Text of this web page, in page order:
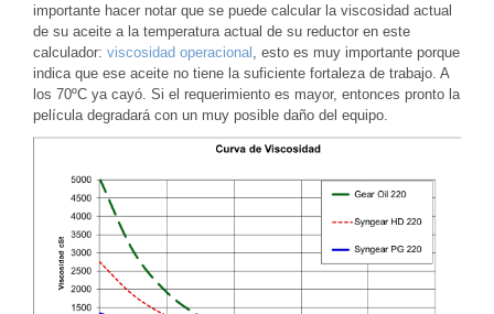
importante hacer notar que se puede calcular la viscosidad actual
de su aceite a la temperatura actual de su reductor en este
calculador: viscosidad operacional , esto es muy importante porque
indica que ese aceite no tiene la suficiente fortaleza de trabajo. A
los 70ºC ya cayó. Si el requerimiento es mayor, entonces pronto la
película degradará con un muy posible daño del equipo.